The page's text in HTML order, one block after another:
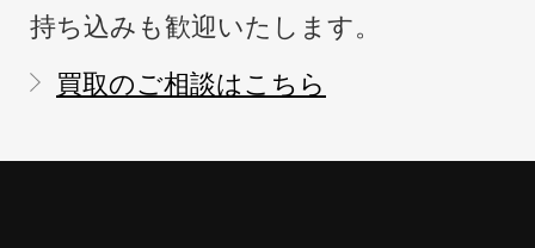
持ち込みも歓迎いたします。
買取のご相談はこちら